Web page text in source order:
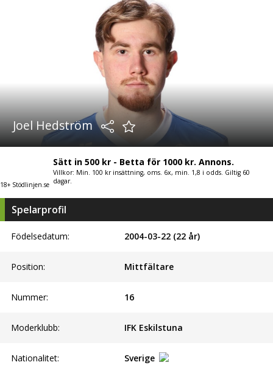
Joel Hedström
18+ Stödlinjen.se
Sätt in 500 kr - Betta för 1000 kr. Annons.
Villkor: Min. 100 kr insättning, oms. 6x, min. 1,8 i odds. Giltig 60
dagar.
Spelarprofil
Födelsedatum: 2004-03-22 (22 år)
Position: Mittfältare
Nummer: 16
Moderklubb: IFK Eskilstuna
Nationalitet: Sverige